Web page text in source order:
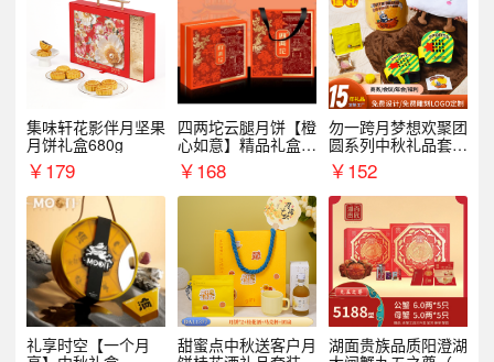
集味轩花影伴月坚果
月饼礼盒680g
￥179
四两坨云腿月饼【橙
心如意】精品礼盒4
50g/盒
￥168
勿一跨月梦想欢聚团
圆系列中秋礼品套装
企业送客户商务伴手
礼
￥152
礼享时空【一个月
甜蜜点中秋送客户月
湖面贵族品质阳澄湖